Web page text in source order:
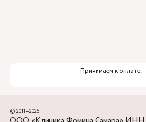
Принимаем к оплате:
© 2011—2026